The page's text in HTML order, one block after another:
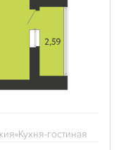
Кухня-гостиная